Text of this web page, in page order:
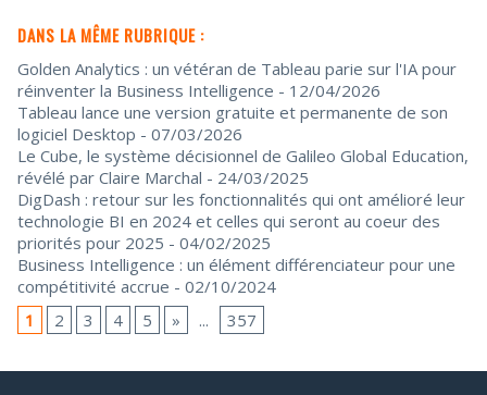
DANS LA MÊME RUBRIQUE :
Golden Analytics : un vétéran de Tableau parie sur l'IA pour
réinventer la Business Intelligence - 12/04/2026
Tableau lance une version gratuite et permanente de son
logiciel Desktop - 07/03/2026
Le Cube, le système décisionnel de Galileo Global Education,
révélé par Claire Marchal - 24/03/2025
DigDash : retour sur les fonctionnalités qui ont amélioré leur
technologie BI en 2024 et celles qui seront au coeur des
priorités pour 2025 - 04/02/2025
Business Intelligence : un élément différenciateur pour une
compétitivité accrue - 02/10/2024
1
2 3 4 5 » ... 357